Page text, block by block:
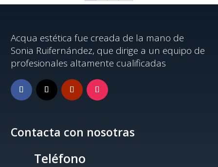
Acqua estética fue creada de la mano de
Sonia Ruifernández, que dirige a un equipo de
profesionales altamente cualificadas
Contacta con nosotras
Teléfono